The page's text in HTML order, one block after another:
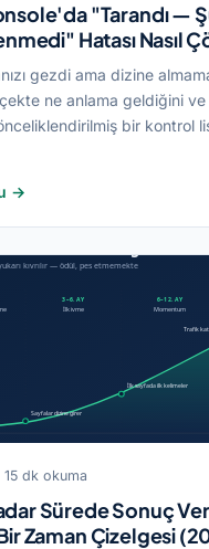
"Tarandı —
Hatası Nasıl
gezdi ama dizine
ne anlama geldiğini ve
bir kontrol
→
15 dk okuma
Sürede Sonuç
Zaman Çizelgesi